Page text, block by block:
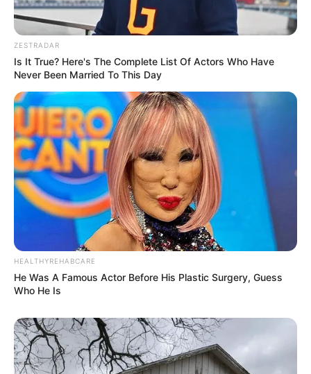
ZESTRADAR
Is It True? Here's The Complete List Of Actors Who Have
Never Been Married To This Day
HEALTHYREHABCARE
He Was A Famous Actor Before His Plastic Surgery, Guess
Who He Is